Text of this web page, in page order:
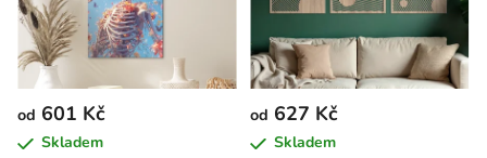
od 601 Kč
Skladem
od 627 Kč
Skladem